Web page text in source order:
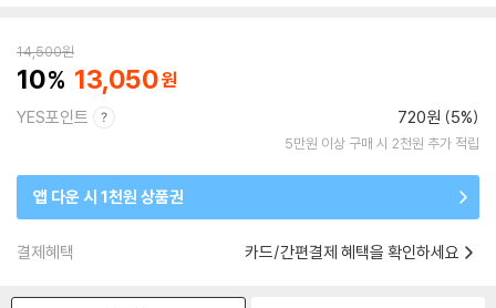
14,500원
10 13,050
YES포인트 720원 (5%)
5만원 이상 구매 시 2천원 추가 적립
앱 다운 시 1천원 상품권
결제혜택 카드/간편결제 혜택을 확인하세요